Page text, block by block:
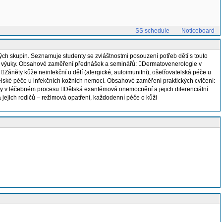
SS schedule
Noticeboard
skupin. Seznamuje studenty se zvláštnostmi posouzení potřeb dětí s touto
Obsahové zaměření přednášek a seminářů: Dermatovenerologie v
kůže neinfekční u dětí (alergické, autoimunitní), ošetřovatelská péče u
péče u infekčních kožních nemocí. Obsahové zaměření praktických cvičení:
v léčebném procesu Dětská exantémová onemocnění a jejich diferenciální
rodičů – režimová opatření, každodenní péče o kůži